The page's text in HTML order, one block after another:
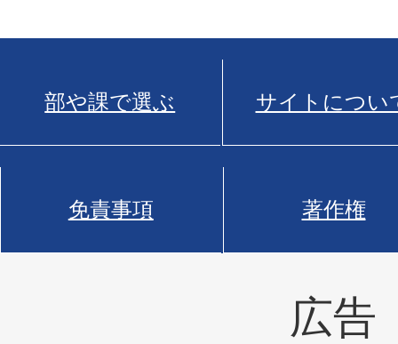
部や課で選ぶ サイトについ
免責事項 著作権
広告